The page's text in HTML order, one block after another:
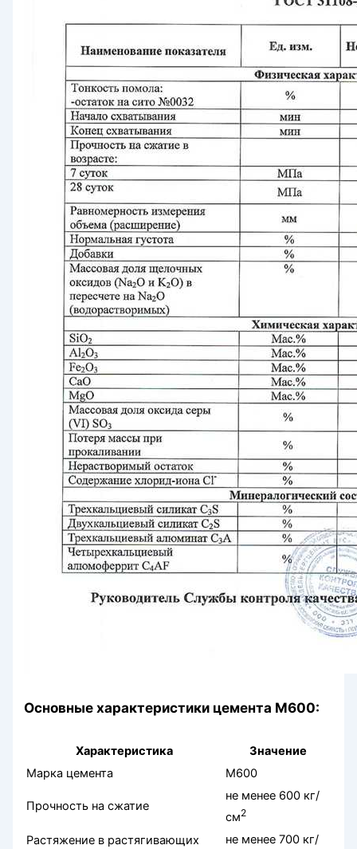
Основные характеристики цемента М600:
Характеристика
Значение
Марка цемента
М600
Прочность на сжатие
не менее 600 кг/
см2
Растяжение в растягивающих
не менее 700 кг/